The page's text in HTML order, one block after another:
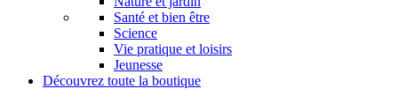
Santé et bien être
Science
Vie pratique et loisirs
Jeunesse
Découvrez toute la boutique